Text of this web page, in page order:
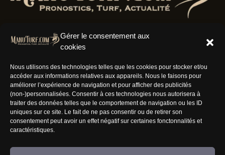
Gérer le consentement aux
cookies
Nous utilisons des technologies telles que les cookies pour stocker et/ou
accéder aux informations relatives aux appareils. Nous le faisons pour
améliorer l’expérience de navigation et pour afficher des publicités
(non-)personnalisées. Consentir à ces technologies nous autorisera à
traiter des données telles que le comportement de navigation ou les ID
uniques sur ce site. Le fait de ne pas consentir ou de retirer son
consentement peut avoir un effet négatif sur certaines fonctonnalités et
caractéristiques.
Informations
Nous rejoindre